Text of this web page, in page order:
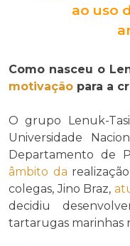
ao uso
Como nasceu o
motivação para a
O grupo Lenuk-
Universidade
Departamento de
âmbito da
colegas, Jino Braz,
decidiu
tartarugas marinhas